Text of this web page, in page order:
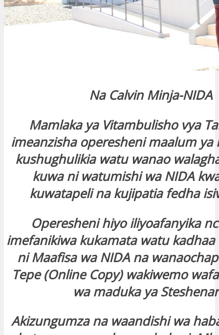
Na Calvin Minja-NIDA
Mamlaka ya Vitambulisho vya
imeanzisha operesheni maalum ya
kushughulikia watu wanao
kuwa ni watumishi wa NIDA
kuwatapeli na kujipatia fedha
Operesheni hiyo iliyoafanyika
imefanikiwa kukamata watu
ni Maafisa wa NIDA na
Tepe (Online Copy) wakiwemo
wa maduka ya
Akizungumza na waandishi wa